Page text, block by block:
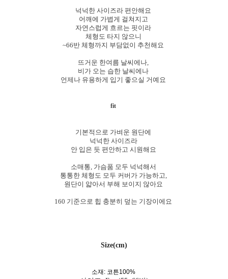
넉넉한 사이즈라 편안해요
어깨에 가볍게 걸쳐지고
자연스럽게 흐르는 핏이라
체형도 타지 않으니
~66반 체형까지 부담없이 추천해요
뜨거운 한여름 날씨에나,
비가 오는 습한 날씨에나
언제나 유용하게 입기 좋으실 거예요
fit
기본적으로 가벼운 원단에
넉넉한 사이즈라
안 입은 듯 편안하고 시원해요
소매통, 가슴품 모두 넉넉해서
통통한 체형도 모두 커버가 가능하고,
원단이 얇아서 부해 보이지 않아요
160 기준으로 힙 충분히 덮는 기장이에요
Size(cm)
소재: 코튼100%